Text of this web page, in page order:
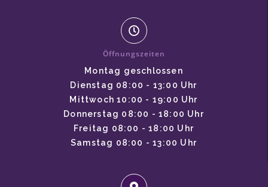
Öffnungszeiten
Montag geschlossen
Dienstag 08:00 - 13:00 Uhr
Mittwoch 10:00 - 19:00 Uhr
Donnerstag 08:00 - 18:00 Uhr
Freitag 08:00 - 18:00 Uhr
Samstag 08:00 - 13:00 Uhr